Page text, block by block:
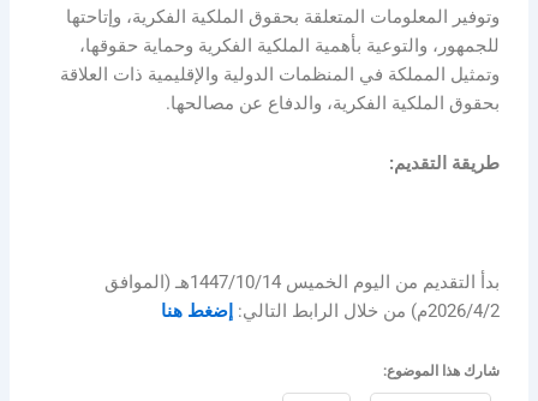
وتوفير المعلومات المتعلقة بحقوق الملكية الفكرية، وإتاحتها
للجمهور، والتوعية بأهمية الملكية الفكرية وحماية حقوقها،
وتمثيل المملكة في المنظمات الدولية والإقليمية ذات العلاقة
بحقوق الملكية الفكرية، والدفاع عن مصالحها.
طريقة التقديم:
بدأ التقديم من اليوم الخميس 1447/10/14هـ (الموافق
2026/4/2م) من خلال الرابط التالي:
إضغط هنا
شارك هذا الموضوع: